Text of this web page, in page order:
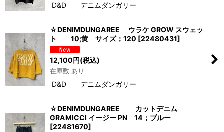
D&D デニムダンガリー
☆DENIMDUNGAREE ウラケ GROW スウェッ
ト 10;黄 サイズ；120 [22480431]
12,100円(税込)
在庫数 あり
D&D デニムダンガリー
☆DENIMDUNGAREE カットデニム
GRAMICCI イージー PN 14；ブルー
[22481670]